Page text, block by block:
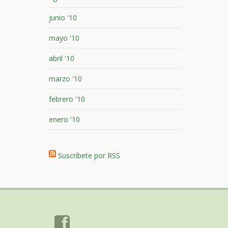
junio '10
mayo '10
abril '10
marzo '10
febrero '10
enero '10
Suscríbete por RSS